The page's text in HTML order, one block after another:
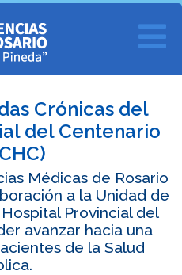
Crónicas del
del Centenario
Médicas de Rosario
a la Unidad de
Provincial del
avanzar hacia una
de la Salud